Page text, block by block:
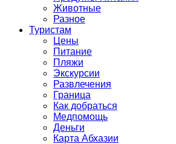
Животные
Разное
Туристам
Цены
Питание
Пляжи
Экскурсии
Развлечения
Граница
Как добраться
Медпомощь
Деньги
Карта Абхазии